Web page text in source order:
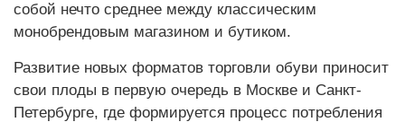
собой нечто среднее между классическим
монобрендовым магазином и бутиком.
Развитие новых форматов торговли обуви приносит
свои плоды в первую очередь в Москве и Санкт-
Петербурге, где формируется процесс потребления